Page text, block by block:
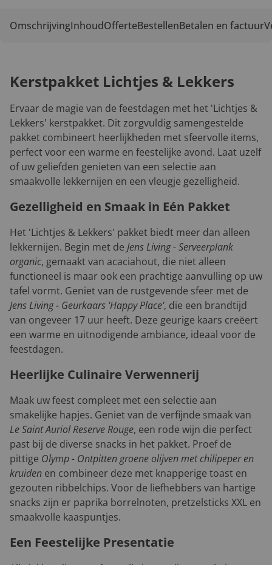
OmschrijvingInhoudOfferteBestellenBetalen en factuur
Kerstpakket Lichtjes & Lekkers
Ervaar de magie van de feestdagen met het 'Lichtjes &
Lekkers' kerstpakket. Dit zorgvuldig samengestelde
pakket combineert heerlijkheden met sfeervolle items,
perfect voor een warme en feestelijke avond. Laat uzelf
of uw geliefden genieten van een selectie aan
smaakvolle lekkernijen en een vleugje gezelligheid.
Gezelligheid en Smaak in Eén Pakket
Het 'Lichtjes & Lekkers' pakket biedt meer dan alleen
lekkernijen. Begin met de Jens Living - Serveerplank
organic, gemaakt van acaciahout, die niet alleen
functioneel is maar ook een prachtige aanvulling op uw
tafel vormt. Geniet van de rustgevende sfeer met de
Jens Living - Geurkaars 'Happy Place', die een brandtijd
van ongeveer 17 uur heeft. Deze geurige kaars creëert
een warme en uitnodigende ambiance, ideaal voor de
feestdagen.
Heerlijke Culinaire Verwennerij
Maak uw feest compleet met een selectie aan
smakelijke hapjes. Geniet van de verfijnde smaak van
Le Saint Auriol Reserve Rouge, een rode wijn die perfect
past bij de diverse snacks in het pakket. Proef de
pittige Olymp - Ontpitten groene olijven met chilipeper en
kruiden en combineer deze met knapperige toast en
gezouten ribbelchips. Voor de liefhebbers van hartige
snacks zijn er paprika borrelnoten, pretzelsticks XXL en
smaakvolle kaaspuntjes.
Een Feestelijke Presentatie